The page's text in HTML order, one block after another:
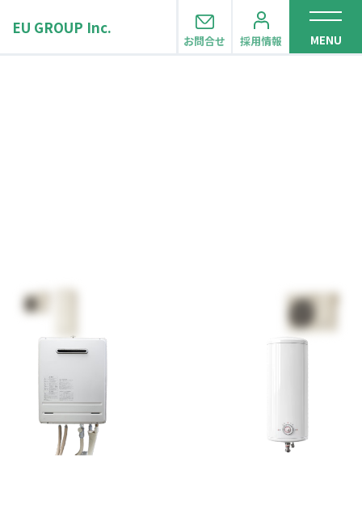
EU GROUP Inc.
お問合せ 採用情報 MENU